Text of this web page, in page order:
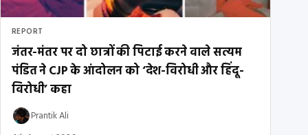
REPORT
जंतर-मंतर पर दो छात्रों की पिटाई करने वाले सत्यम
पंडित ने CJP के आंदोलन को ‘देश-विरोधी और हिंदू-
विरोधी’ कहा
Prantik Ali